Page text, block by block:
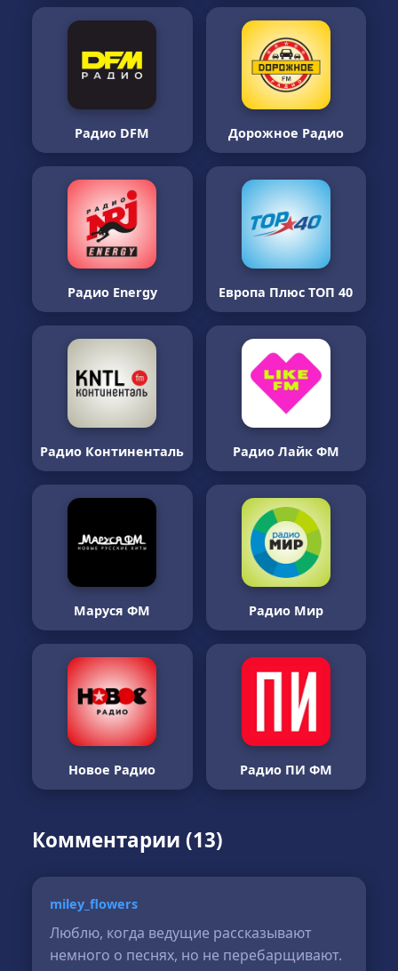
Радио DFM Дорожное Радио
Радио Energy Европа Плюс ТОП 40
Радио Континенталь Радио Лайк ФМ
Маруся ФМ Радио Мир
Новое Радио Радио ПИ ФМ
Комментарии (13)
miley_flowers
Люблю, когда ведущие рассказывают
немного о песнях, но не перебарщивают.